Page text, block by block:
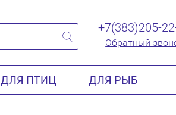
+7(383)205-
Обратный
ДЛЯ ПТИЦ ДЛЯ РЫБ